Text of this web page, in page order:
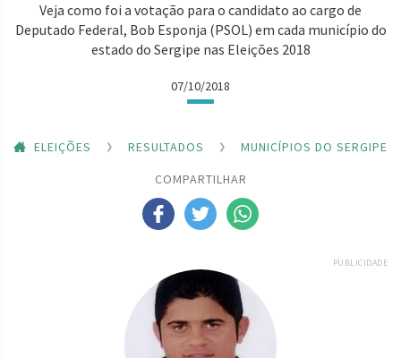
Veja como foi a votação para o candidato ao cargo de
Deputado Federal, Bob Esponja (PSOL) em cada município do
estado do Sergipe nas Eleições 2018
07/10/2018
ELEIÇÕES RESULTADOS
MUNICÍPIOS DO SERGIPE
COMPARTILHAR
PUBLICIDADE